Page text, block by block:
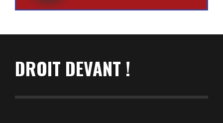
DROIT DEVANT !